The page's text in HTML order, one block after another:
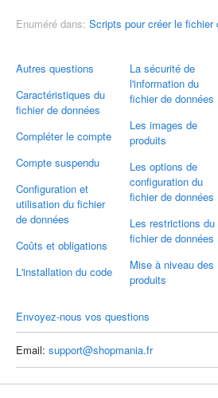
Autres questions
Caractéristiques du
fichier de données
Compléter le compte
Compte suspendu
Configuration et
utilisation du fichier
de données
Coûts et obligations
L'installation du code
La sécurité de
l'information du
fichier de données
Les images de
produits
Les options de
configuration du
fichier de données
Les restrictions du
fichier de données
Mise à niveau des
produits
Enuméré dans: Scripts pour créer le fichier
Envoyez-nous vos questions
Email: support@shopmania.fr